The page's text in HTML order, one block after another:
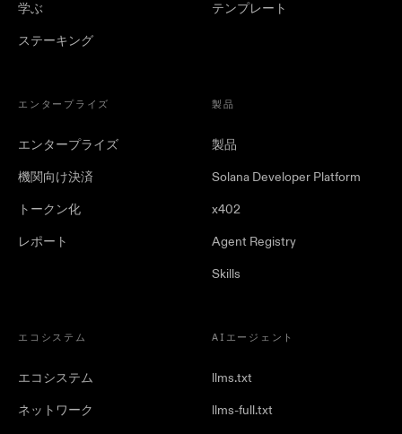
学ぶ
ステーキング
テンプレート
エンタープライズ
エンタープライズ
機関向け決済
トークン化
レポート
製品
製品
Solana Developer Platform
x402
Agent Registry
Skills
エコシステム
エコシステム
ネットワーク
AIエージェント
llms.txt
llms-full.txt